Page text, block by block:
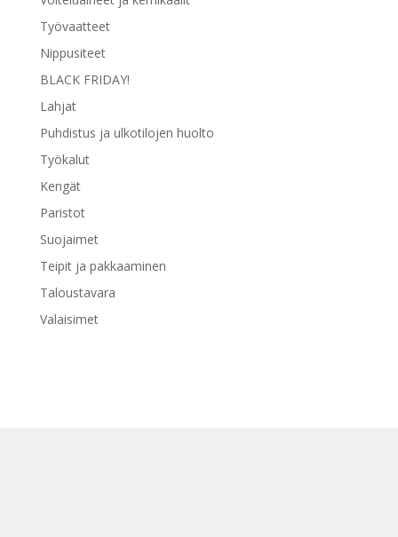
Työvaatteet
Nippusiteet
BLACK FRIDAY!
Lahjat
Puhdistus ja ulkotilojen huolto
Työkalut
Kengät
Paristot
Suojaimet
Teipit ja pakkaaminen
Taloustavara
Valaisimet